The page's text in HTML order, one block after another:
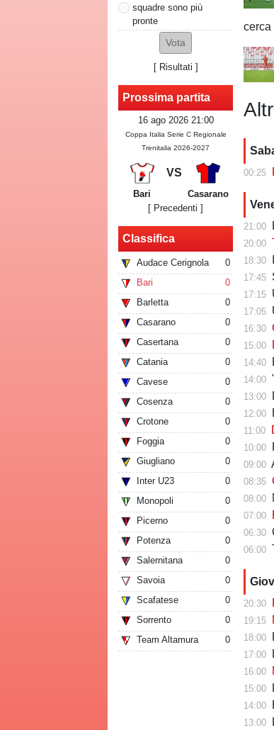
squadre sono più
pronte
[ Risultati ]
Prossima partita
16 ago 2026 21:00
Coppa Italia Serie C Regionale
Trenitalia 2026-2027
VS
Bari
Casarano
[ Precedenti ]
Classifica
Audace Cerignola
0
Bari
0
Barletta
0
Casarano
0
Casertana
0
Catania
0
Cavese
0
Cosenza
0
Crotone
0
Foggia
0
Giugliano
0
Inter U23
0
Monopoli
0
Picerno
0
Potenza
0
Salernitana
0
Savoia
0
Scafatese
0
Sorrento
0
Team Altamura
0
cerca
00:25
21:00
20:00
18:30
17:45
17:15
17:05
16:30
15:00
14:40
14:00
13:00
12:00
11:00
10:00
09:00
08:35
08:00
07:00
06:30
06:00
20:30
19:15
18:00
17:00
16:00
15:00
14:00
13:00